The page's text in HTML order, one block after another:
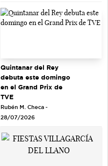
Quintanar del Rey
debuta este domingo
en el Grand Prix de
TVE
Rubén M. Checa -
28/07/2026